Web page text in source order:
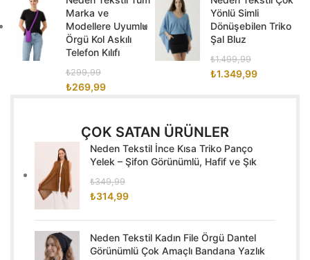
Marka ve
Modellere Uyumlu
Örgü Kol Askılı
Telefon Kılıfı
₺299,99
₺269,99
Yönlü Simli
Dönüşebilen Triko
Şal Bluz
₺1.499,99
₺1.349,99
ÇOK SATAN ÜRÜNLER
Neden Tekstil İnce Kısa Triko Panço
Yelek – Şifon Görünümlü, Hafif ve Şık
₺349,99
₺314,99
Neden Tekstil Kadın File Örgü Dantel
Görünümlü Çok Amaçlı Bandana Yazlık